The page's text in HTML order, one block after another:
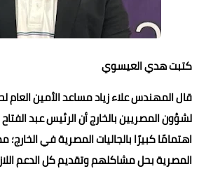
خدمات
الصحه
مقالات
كتبت هدي العيسوي
قال المهندس علاء زياد مساعد الأمين العام
لشؤون المصريين بالخارج أن الرئيس عبد
اهتمامًا كبيرًا بالجاليات المصرية في الخارج؛
المصرية بحل مشاكلهم وتقديم كل الدعم